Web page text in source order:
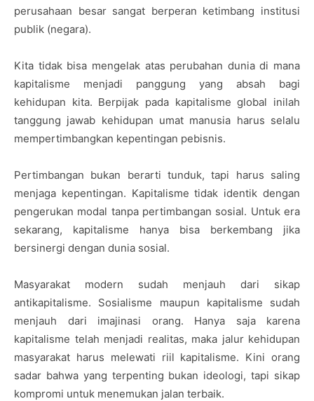
perusahaan besar sangat berperan ketimbang institusi
publik (negara).
Kita tidak bisa mengelak atas perubahan dunia di mana
kapitalisme menjadi panggung yang absah bagi
kehidupan kita. Berpijak pada kapitalisme global inilah
tanggung jawab kehidupan umat manusia harus selalu
mempertimbangkan kepentingan pebisnis.
Pertimbangan bukan berarti tunduk, tapi harus saling
menjaga kepentingan. Kapitalisme tidak identik dengan
pengerukan modal tanpa pertimbangan sosial. Untuk era
sekarang, kapitalisme hanya bisa berkembang jika
bersinergi dengan dunia sosial.
Masyarakat modern sudah menjauh dari sikap
antikapitalisme. Sosialisme maupun kapitalisme sudah
menjauh dari imajinasi orang. Hanya saja karena
kapitalisme telah menjadi realitas, maka jalur kehidupan
masyarakat harus melewati riil kapitalisme. Kini orang
sadar bahwa yang terpenting bukan ideologi, tapi sikap
kompromi untuk menemukan jalan terbaik.